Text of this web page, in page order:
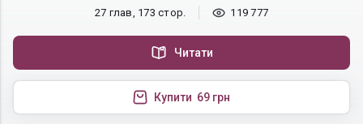
27 глав, 173 стор. 119 777
Читати
Купити 69 грн